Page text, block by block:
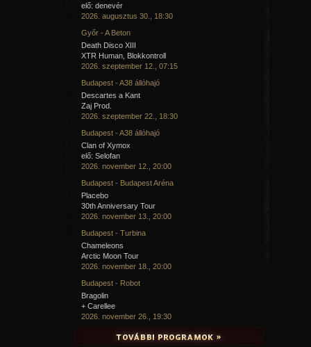
elő: denevér
2026. augusztus 30., 18:30
Győr - A Beton
Death Disco XIII
XTR Human, Blokkontroll
2026. szeptember 12., 07:15
Budapest - A38 állóhajó
Descartes a Kant
Zaj Prod.
2026. szeptember 22., 18:30
Budapest - A38 állóhajó
Clan of Xymox
elő: Selofan
2026. november 12., 20:00
Budapest - Budapest Aréna
Placebo
30th Anniversary Tour
2026. november 13., 20:00
Budapest - Turbina
Chameleons
Arctic Moon Tour
2026. november 18., 20:00
Budapest - Robot
Bragolin
+ Carellee
2026. november 26., 19:30